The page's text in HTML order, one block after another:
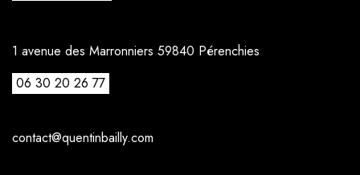
1 avenue des Marronniers 59840 Pérenchies
06 30 20 26 77
contact@quentinbailly.com